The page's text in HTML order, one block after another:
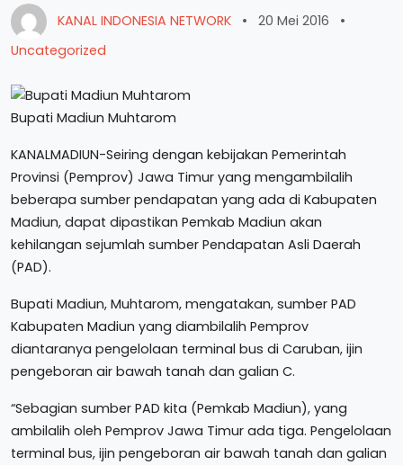
KANAL INDONESIA NETWORK • 20 Mei 2016
•
Uncategorized
Bupati Madiun Muhtarom
KANALMADIUN-Seiring dengan kebijakan Pemerintah
Provinsi (Pemprov) Jawa Timur yang mengambilalih
beberapa sumber pendapatan yang ada di Kabupaten
Madiun, dapat dipastikan Pemkab Madiun akan
kehilangan sejumlah sumber Pendapatan Asli Daerah
(PAD).
Bupati Madiun, Muhtarom, mengatakan, sumber PAD
Kabupaten Madiun yang diambilalih Pemprov
diantaranya pengelolaan terminal bus di Caruban, ijin
pengeboran air bawah tanah dan galian C.
“Sebagian sumber PAD kita (Pemkab Madiun), yang
ambilalih oleh Pemprov Jawa Timur ada tiga. Pengelolaan
terminal bus, ijin pengeboran air bawah tanah dan galian